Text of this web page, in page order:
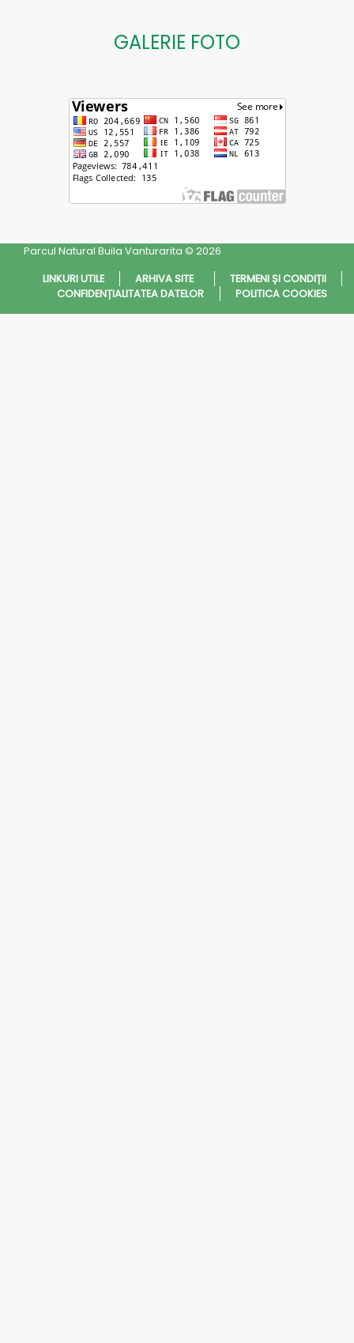
GALERIE FOTO
Parcul Natural Buila Vanturarita © 2026
LINKURI UTILE ARHIVA SITE
TERMENI ȘI CONDIȚII
CONFIDENȚIALITATEA DATELOR
POLITICA COOKIES